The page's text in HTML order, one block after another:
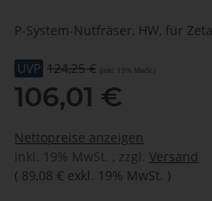
P-System-Nutfräser, HW, für Zeta
UVP 124,25 € (inkl. 19% MwSt.)
106,01 €
Nettopreise anzeigen
inkl. 19% MwSt. , zzgl. Versand
( 89,08 € exkl. 19% MwSt. )